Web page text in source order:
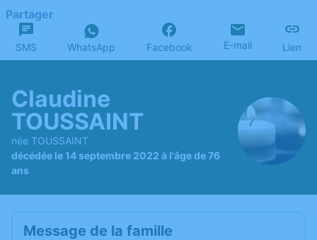
Partager
SMS WhatsApp Facebook E-mail Lien
Claudine
TOUSSAINT
née TOUSSAINT
décédée le 14 septembre 2022 à l'âge de 76
ans
Message de la famille